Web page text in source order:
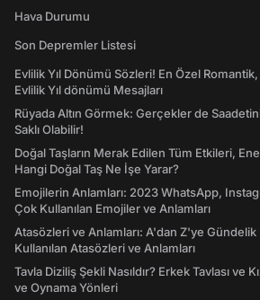
Hava Durumu
Son Depremler Listesi
Evlilik Yıl Dönümü Sözleri! En Özel
Evlilik Yıl dönümü Mesajları
Rüyada Altın Görmek: Gerçekler de
Saklı Olabilir!
Doğal Taşların Merak Edilen Tüm Etkileri,
Hangi Doğal Taş Ne İşe Yarar?
Emojilerin Anlamları: 2023 WhatsApp,
Çok Kullanılan Emojiler ve Anlamları
Atasözleri ve Anlamları: A'dan Z'ye Gündelik
Kullanılan Atasözleri ve Anlamları
Tavla Diziliş Şekli Nasıldır? Erkek Tavlası ve
ve Oynama Yönleri